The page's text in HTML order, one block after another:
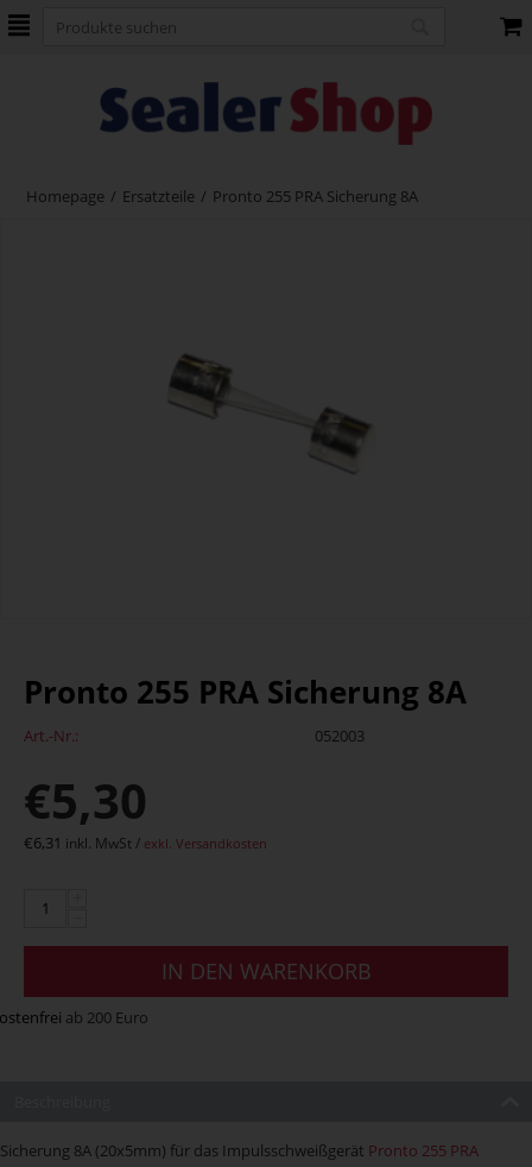
Homepage / Ersatzteile / Pronto 255 PRA Sicherung 8A
Pronto 255 PRA Sicherung 8A
Art.-Nr.: 052003
€5,30
€6,31 inkl. MwSt / exkl. Versandkosten
IN DEN WARENKORB
ab 200 Euro
Sicherung 8A (20x5mm) für das Impulsschweißgerät Pronto 255 PRA